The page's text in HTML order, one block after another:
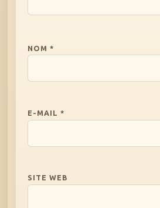
NOM *
E-MAIL *
SITE WEB